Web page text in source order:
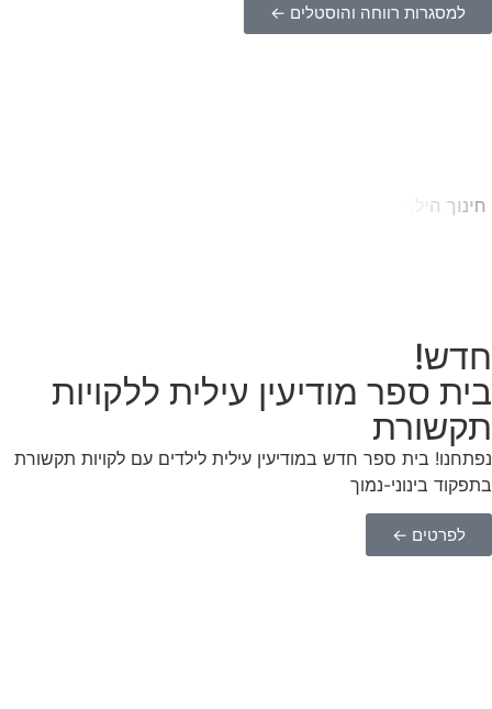
למסגרות רווחה והוסטלים ←
חינוך ה
חדש!
בית ספר מודיעין עילית ללקויות
תקשורת
נפתחנו! בית ספר חדש במודיעין עילית לילדים עם לקויות תקשורת
בתפקוד בינוני-נמוך
לפרטים ←